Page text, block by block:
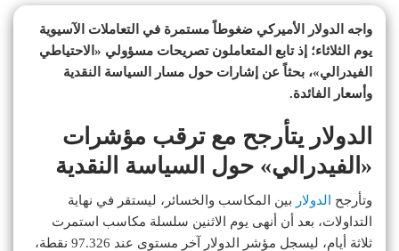
واجه الدولار الأميركي ضغوطاً مستمرة في التعاملات الآسيوية
يوم الثلاثاء؛ إذ تابع المتعاملون تصريحات مسؤولي «الاحتياطي
الفيدرالي»، بحثاً عن إشارات حول مسار السياسة النقدية
وأسعار الفائدة.
الدولار يتأرجح مع ترقب مؤشرات
«الفيدرالي» حول السياسة النقدية
وتأرجح الدولار بين المكاسب والخسائر، ليستقر في نهاية
التداولات، بعد أن أنهى يوم الاثنين سلسلة مكاسب استمرت
ثلاثة أيام، ليسجل مؤشر الدولار آخر مستوى عند 97.326 نقطة،